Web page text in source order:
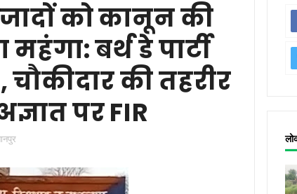
को कानून की
बर्थ डे पार्टी
की तहरीर
पर FIR